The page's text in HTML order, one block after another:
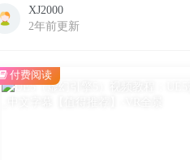
XJ2000
2年前更新
付费阅读